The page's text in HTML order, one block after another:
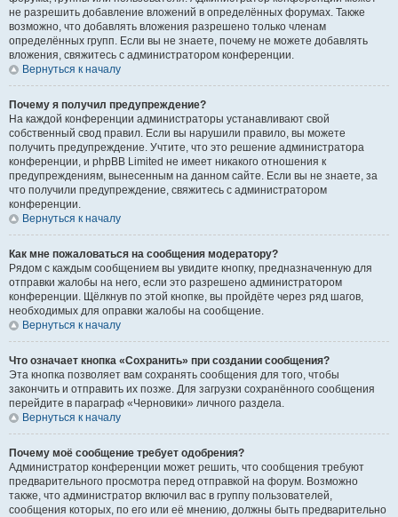
не разрешить добавление вложений в определённых форумах. Также
возможно, что добавлять вложения разрешено только членам
определённых групп. Если вы не знаете, почему не можете добавлять
вложения, свяжитесь с администратором конференции.
Вернуться к началу
Почему я получил предупреждение?
На каждой конференции администраторы устанавливают свой
собственный свод правил. Если вы нарушили правило, вы можете
получить предупреждение. Учтите, что это решение администратора
конференции, и phpBB Limited не имеет никакого отношения к
предупреждениям, вынесенным на данном сайте. Если вы не знаете, за
что получили предупреждение, свяжитесь с администратором
конференции.
Вернуться к началу
Как мне пожаловаться на сообщения модератору?
Рядом с каждым сообщением вы увидите кнопку, предназначенную для
отправки жалобы на него, если это разрешено администратором
конференции. Щёлкнув по этой кнопке, вы пройдёте через ряд шагов,
необходимых для оправки жалобы на сообщение.
Вернуться к началу
Что означает кнопка «Сохранить» при создании сообщения?
Эта кнопка позволяет вам сохранять сообщения для того, чтобы
закончить и отправить их позже. Для загрузки сохранённого сообщения
перейдите в параграф «Черновики» личного раздела.
Вернуться к началу
Почему моё сообщение требует одобрения?
Администратор конференции может решить, что сообщения требуют
предварительного просмотра перед отправкой на форум. Возможно
также, что администратор включил вас в группу пользователей,
сообщения которых, по его или её мнению, должны быть предварительно